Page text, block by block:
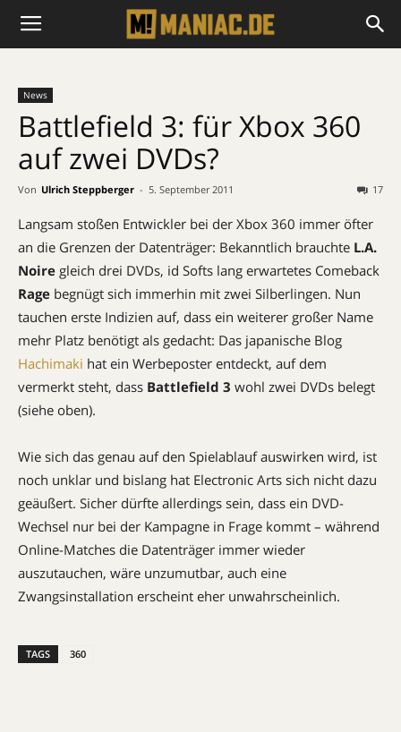
News
Battlefield 3: für Xbox 360
auf zwei DVDs?
Von Ulrich Steppberger - 5. September 2011 17
Langsam stoßen Entwickler bei der Xbox 360 immer öfter
an die Grenzen der Datenträger: Bekanntlich brauchte L.A.
Noire gleich drei DVDs, id Softs lang erwartetes Comeback
Rage begnügt sich immerhin mit zwei Silberlingen. Nun
tauchen erste Indizien auf, dass ein weiterer großer Name
mehr Platz benötigt als gedacht: Das japanische Blog
Hachimaki hat ein Werbeposter entdeckt, auf dem
vermerkt steht, dass Battlefield 3 wohl zwei DVDs belegt
(siehe oben).
Wie sich das genau auf den Spielablauf auswirken wird, ist
noch unklar und bislang hat Electronic Arts sich nicht dazu
geäußert. Sicher dürfte allerdings sein, dass ein DVD-
Wechsel nur bei der Kampagne in Frage kommt – während
Online-Matches die Datenträger immer wieder
auszutauchen, wäre unzumutbar, auch eine
Zwangsinstallation erscheint eher unwahrscheinlich.
TAGS 360